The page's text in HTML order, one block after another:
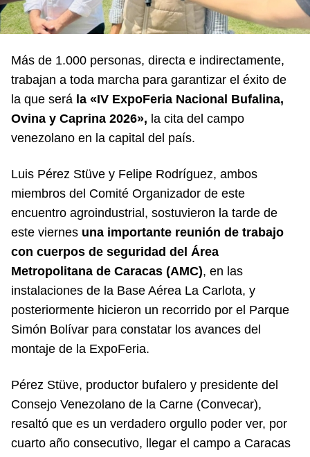
Más de 1.000 personas, directa e indirectamente,
trabajan a toda marcha para garantizar el éxito de
la que será la «IV ExpoFeria Nacional Bufalina,
Ovina y Caprina 2026», la cita del campo
venezolano en la capital del país.
Luis Pérez Stüve y Felipe Rodríguez, ambos
miembros del Comité Organizador de este
encuentro agroindustrial, sostuvieron la tarde de
este viernes una importante reunión de trabajo
con cuerpos de seguridad del Área
Metropolitana de Caracas (AMC), en las
instalaciones de la Base Aérea La Carlota, y
posteriormente hicieron un recorrido por el Parque
Simón Bolívar para constatar los avances del
montaje de la ExpoFeria.
Pérez Stüve, productor bufalero y presidente del
Consejo Venezolano de la Carne (Convecar),
resaltó que es un verdadero orgullo poder ver, por
cuarto año consecutivo, llegar el campo a Caracas